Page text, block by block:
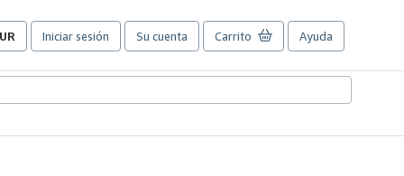
Iniciar sesión Su cuenta Carrito Ayuda